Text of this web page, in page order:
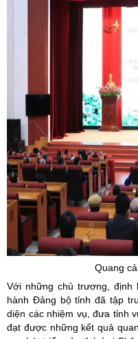
Quang
Với những chủ trương, định
hành Đảng bộ tỉnh đã tập
diện các nhiệm vụ, đưa tỉnh
đạt được những kết quả